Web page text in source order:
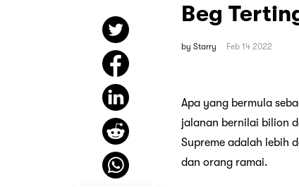
Beg
by Starry Feb 14 2022
Apa yang bermula
jalanan bernilai bilion
Supreme adalah lebih
dan orang ramai.